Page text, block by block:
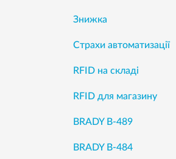
Знижка
Страхи автоматизації
RFID на складі
RFID для магазину
BRADY B-489
BRADY B-484